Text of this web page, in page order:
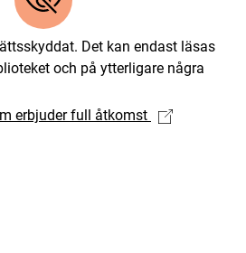
Det kan endast läsas
och på ytterligare några
erbjuder full åtkomst